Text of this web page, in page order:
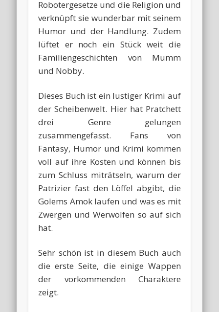
Robotergesetze und die Religion und
verknüpft sie wunderbar mit seinem
Humor und der Handlung. Zudem
lüftet er noch ein Stück weit die
Familiengeschichten von Mumm
und Nobby.
Dieses Buch ist ein lustiger Krimi auf
der Scheibenwelt. Hier hat Pratchett
drei Genre gelungen
zusammengefasst. Fans von
Fantasy, Humor und Krimi kommen
voll auf ihre Kosten und können bis
zum Schluss miträtseln, warum der
Patrizier fast den Löffel abgibt, die
Golems Amok laufen und was es mit
Zwergen und Werwölfen so auf sich
hat.
Sehr schön ist in diesem Buch auch
die erste Seite, die einige Wappen
der vorkommenden Charaktere
zeigt.